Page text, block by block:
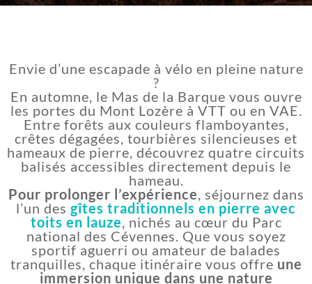
Envie d’une escapade à vélo en pleine nature
?
En automne, le Mas de la Barque vous ouvre
les portes du Mont Lozère à VTT ou en VAE.
Entre forêts aux couleurs flamboyantes,
crêtes dégagées, tourbières silencieuses et
hameaux de pierre, découvrez quatre circuits
balisés accessibles directement depuis le
hameau.
Pour prolonger l’expérience, séjournez dans
l’un des gîtes traditionnels en pierre avec
toits en lauze, nichés au cœur du Parc
national des Cévennes. Que vous soyez
sportif aguerri ou amateur de balades
tranquilles, chaque itinéraire vous offre une
immersion unique dans une nature